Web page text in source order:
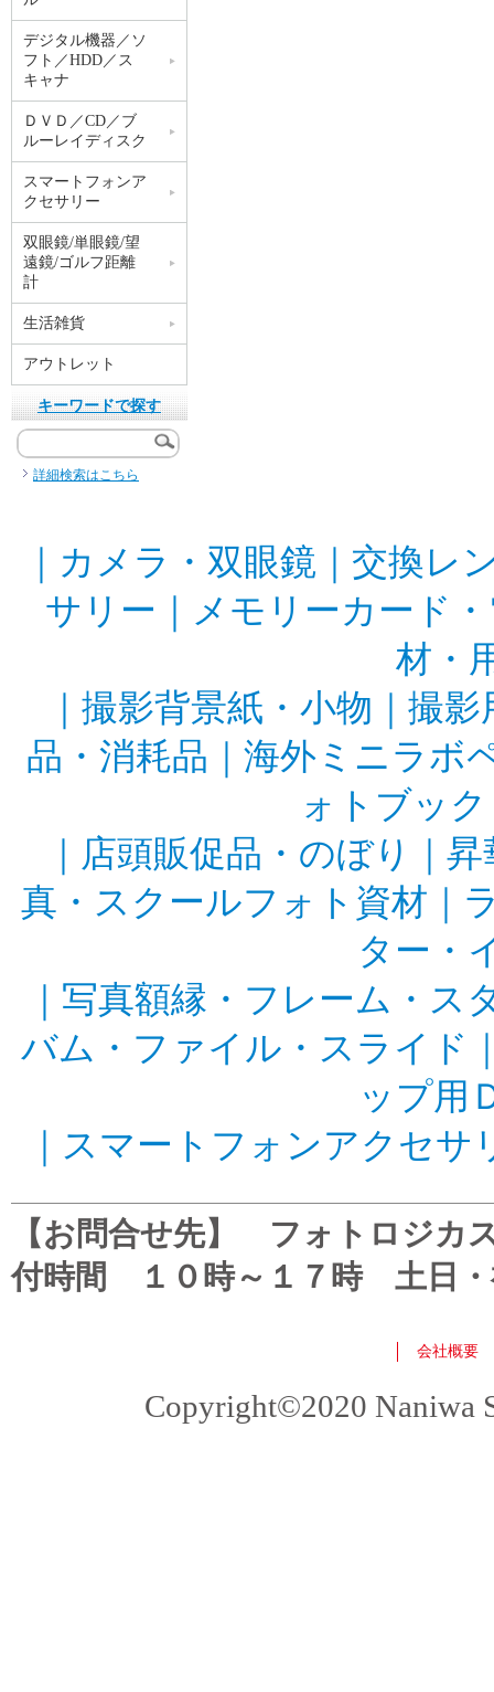
デジタル機器／ソ
フト／HDD／ス
キャナ
ＤＶＤ／CD／ブ
ルーレイディスク
スマートフォンア
クセサリー
双眼鏡/単眼鏡/望
遠鏡/ゴルフ距離
計
生活雑貨
アウトレット
キーワードで探す
詳細検索はこちら
カメラ・双眼鏡
交換レ
サリー
メモリーカード
材・
撮影背景紙・小物
撮影
品・消耗品
海外ミニラボ
ォトブッ
店頭販促品・のぼり
昇
真・スクールフォト資材
ター・
写真額縁・フレーム・ス
バム・ファイル・スライド
ップ用
スマートフォンアクセサ
【お問合せ先】 フォトロジ
付時間 １０時～１７時 土日・
会社概要
Copyright©2020 Naniwa